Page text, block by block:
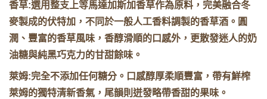
香草:選用整支上等馬達加斯加香草作為原料，完美融合冬
麥製成的伏特加，不同於一般人工香料調製的香草酒。圓
潤、豐富的香草風味，香醇滑順的口感外，更散發迷人的奶
油糖與純黑巧克力的甘甜餘味。
萊姆:完全不添加任何糖分。口感醇厚柔順豐富，帶有鮮榨
萊姆的獨特清新香氣，尾韻則迸發略帶香甜的果味。